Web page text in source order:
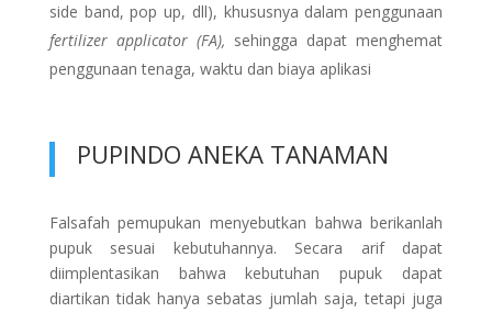
side band, pop up, dll), khususnya dalam penggunaan
fertilizer applicator (FA), sehingga dapat menghemat
penggunaan tenaga, waktu dan biaya aplikasi
PUPINDO ANEKA TANAMAN
Falsafah pemupukan menyebutkan bahwa berikanlah
pupuk sesuai kebutuhannya. Secara arif dapat
diimplentasikan bahwa kebutuhan pupuk dapat
diartikan tidak hanya sebatas jumlah saja, tetapi juga